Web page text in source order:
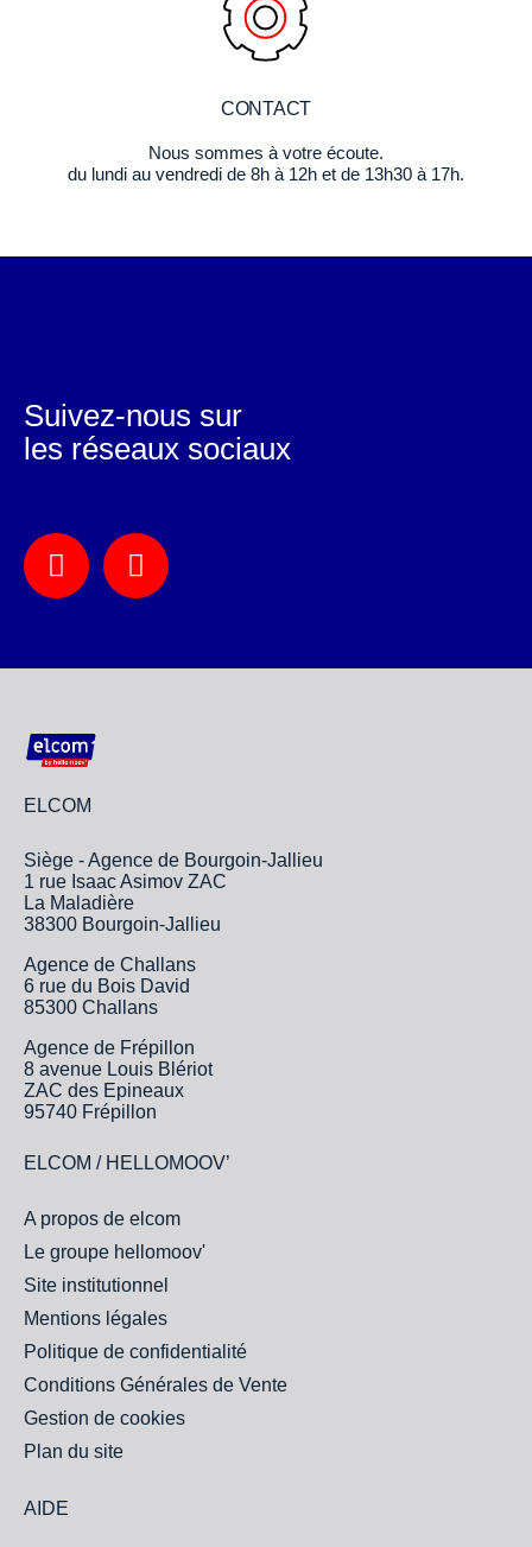
CONTACT
Nous sommes à votre écoute.
du lundi au vendredi de 8h à 12h et de 13h30 à 17h.
ELCOM
Siège - Agence de Bourgoin-Jallieu
1 rue Isaac Asimov ZAC
La Maladière
38300 Bourgoin-Jallieu
Agence de Challans
6 rue du Bois David
85300 Challans
Agence de Frépillon
8 avenue Louis Blériot
ZAC des Epineaux
95740 Frépillon
ELCOM / HELLOMOOV’
A propos de elcom
Le groupe hellomoov'
Site institutionnel
Mentions légales
Politique de confidentialité
Conditions Générales de Vente
Gestion de cookies
Plan du site
AIDE
Suivez-nous sur
les réseaux sociaux